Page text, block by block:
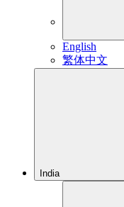
English
繁体中文
India